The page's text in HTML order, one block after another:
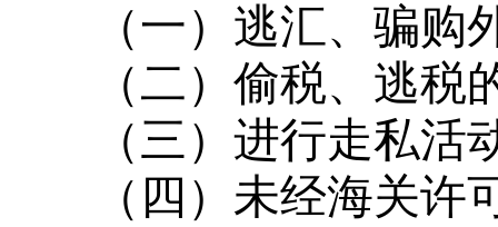
（一）逃汇、骗购
（二）偷税、逃税
（三）进行走私活
（四）未经海关